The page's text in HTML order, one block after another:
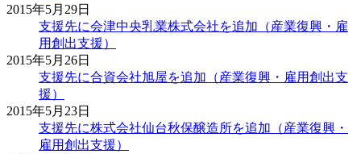
2015年5月29日
支援先に会津中央乳業株式会社を追加（産業復興・雇
用創出支援）
2015年5月26日
支援先に合資会社旭屋を追加（産業復興・雇用創出支
援）
2015年5月23日
支援先に株式会社仙台秋保醸造所を追加（産業復興・
雇用創出支援）